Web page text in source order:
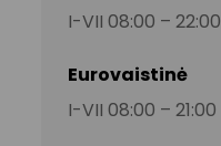
I-VII 08:00 – 22:00
Eurovaistinė
I-VII 08:00 – 21:00